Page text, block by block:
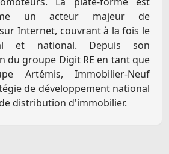
un acteur majeur de
Internet, couvrant à la fois le
et national. Depuis son
du groupe Digit RE en tant que
Artémis, Immobilier-Neuf
de développement national
distribution d'immobilier.